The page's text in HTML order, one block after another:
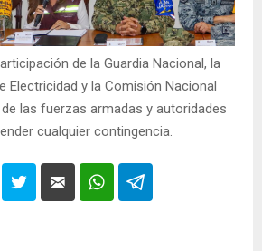
de la Guardia Nacional, la
Electricidad y la Comisión Nacional
las fuerzas armadas y autoridades
cualquier contingencia.